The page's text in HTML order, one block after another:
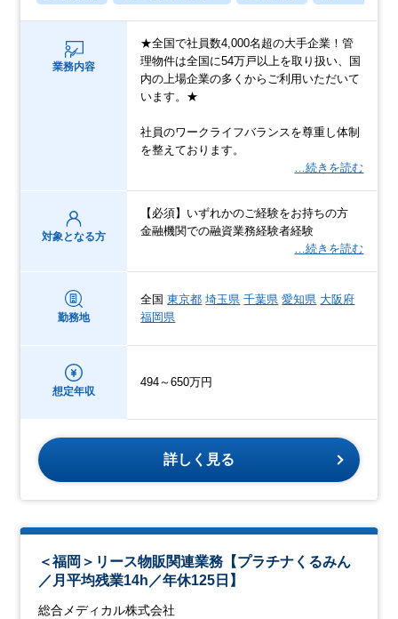
業務内容
★全国で社員数4,000名超の大手企業！管
理物件は全国に54万戸以上を取り扱い、国
内の上場企業の多くからご利用いただいて
います。★
社員のワークライフバランスを尊重し体制
を整えております。
…続きを読む
対象となる方
【必須】いずれかのご経験をお持ちの方
金融機関での融資業務経験者経験
…続きを読む
勤務地
全国東京都 埼玉県 千葉県 愛知県 大阪府
福岡県
想定年収
494～650万円
詳しく見る
＜福岡＞リース物販関連業務【プラチナくるみん
／月平均残業14h／年休125日】
総合メディカル株式会社